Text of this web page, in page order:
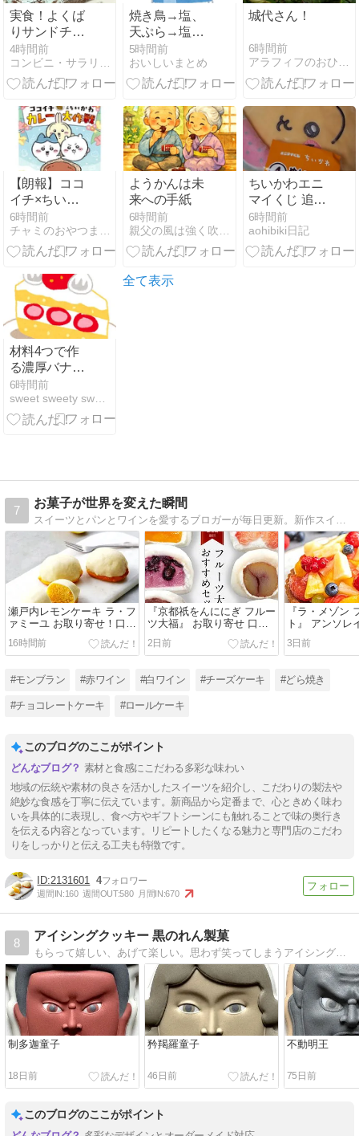
「メガアイス
ゆずシトラス
ティー」も登
場
実食！よくば
りサンドチョ
コミント（セ
ブン）カロリ
ー糖質は？｜
田
4時間前
焼き鳥→塩、
天ぷら→塩、
焼肉→塩
5時間前
おいしいまとめ
城代さん！
6時間前
【朗報】ココ
イチ×ちいか
わ第2弾、8月
7日開始！う
さぎ狙いで争
6時間前
ようかんは未
来への手紙
6時間前
ちいかわエニ
マイくじ 追加
５回
6時間前
aohibiki日記
材料4つで作
る濃厚バナナ
アイス｜プロ
はバナナを潰
すだけじゃな
6時間前
sweet sweety sweets | スイーツの作り方
全て表示
7
お菓子が世界を変えた瞬間
スイーツとパンとワインを愛するブロガーが毎日更新。新作スイーツのレビューが豊富で、甘党にはたまらない。
瀬戸内レモンケーキ ラ・フ
ァミーユ お取り寄せ！口コ
ミで話題の味とリピート理
由
16時間前
『京都祇をんににぎ フルー
ツ大福』 お取り寄せ 口コ
ミと美味しい食べ方や冷凍
保存方法
2日前
『ラ・メゾン
ト』 アンソレ
お取り寄せ 口
ー
3日前
#モンブラン #赤ワイン #白ワイン #チーズケーキ #どら焼き
#チョコレートケーキ #ロールケーキ
このブログのここがポイント
素材と食感にこだわる多彩な味わい
地域の伝統や素材の良さを活かしたスイーツを紹介し、こだわりの製法や
絶妙な食感を丁寧に伝えています。新商品から定番まで、心ときめく味わ
いを具体的に表現し、食べ方やギフトシーンにも触れることで味の奥行き
を伝える内容となっています。リピートしたくなる魅力と専門店のこだわ
りをしっかりと伝える工夫も特徴です。
2131601 4
週間IN:160 週間OUT:580 月間IN:670
8
アイシングクッキー 黒のれん製菓
もらって嬉しい、あげて楽しい。思わず笑ってしまうアイシングクッキーがいっぱい！
制多迦童子
18日前
矜羯羅童子
46日前
不動明王
75日前
このブログのここがポイント